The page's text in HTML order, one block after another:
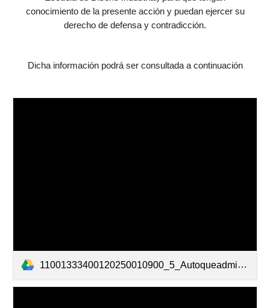
conocimiento de la presente acción y puedan ejercer su
derecho de defensa y contradicción.
Dicha información podrá ser consultada a continuación
11001333400120250010900_5_Autoqueadmite_20250010900ADMITETUT_0_20250317151355723_TAGrabarDetallereserva133867002184519420 (2).pdf